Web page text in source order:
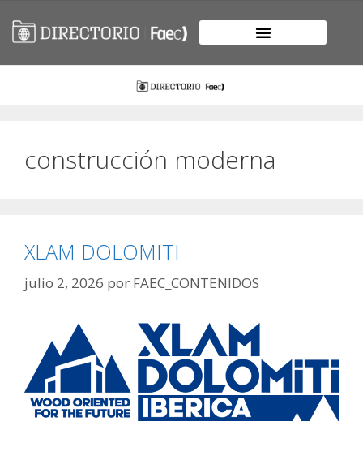
construcción moderna
XLAM DOLOMITI
julio 2, 2026 por FAEC_CONTENIDOS